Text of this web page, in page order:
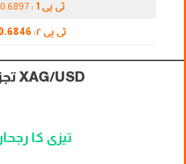
ٹی پی 1 : 0.6897
ٹی پی ۲:
XAG/USD
تیزی کا